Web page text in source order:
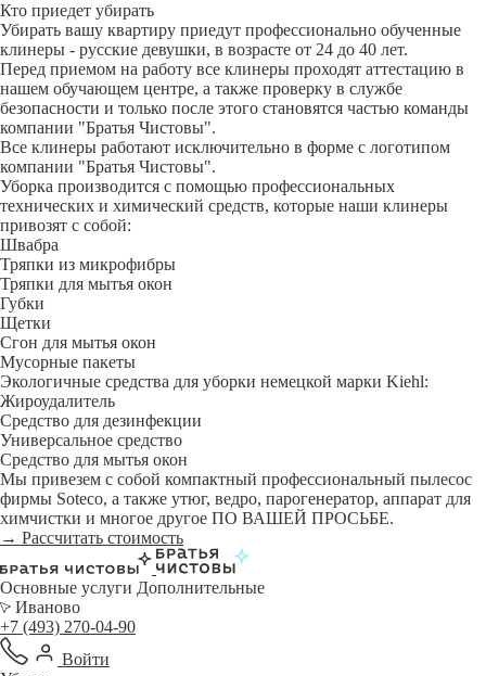
Кто приедет убирать
Убирать вашу квартиру приедут профессионально обученные
клинеры - русские девушки, в возрасте от 24 до 40 лет.
Перед приемом на работу все клинеры проходят аттестацию в
нашем обучающем центре, а также проверку в службе
безопасности и только после этого становятся частью команды
компании "Братья Чистовы".
Все клинеры работают исключительно в форме с логотипом
компании "Братья Чистовы".
Уборка производится с помощью профессиональных
технических и химический средств, которые наши клинеры
привозят с собой:
Швабра
Тряпки из микрофибры
Тряпки для мытья окон
Губки
Щетки
Сгон для мытья окон
Мусорные пакеты
Экологичные средства для уборки немецкой марки Kiehl:
Жироудалитель
Средство для дезинфекции
Универсальное средство
Средство для мытья окон
Мы привезем с собой компактный профессиональный пылесос
фирмы Soteco, а также утюг, ведро, парогенератор, аппарат для
химчистки и многое другое ПО ВАШЕЙ ПРОСЬБЕ.
→ Рассчитать стоимость
Основные услуги Дополнительные
Иваново
+7 (493) 270-04-90
Войти